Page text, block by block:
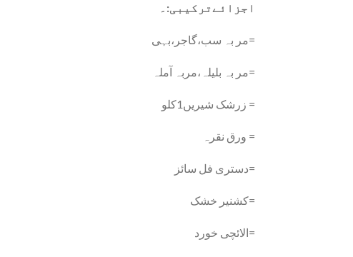
اجزا ئےترکیبی:۔
مر بہ سب،گاجر،بہی=
مر بہ بلیلہ،مربہ آملہ=
زرشک شیریں1کلو =
ورق نقرہ =
دستری فل سائز=
کشنیر خشک=
الائچی خورد=